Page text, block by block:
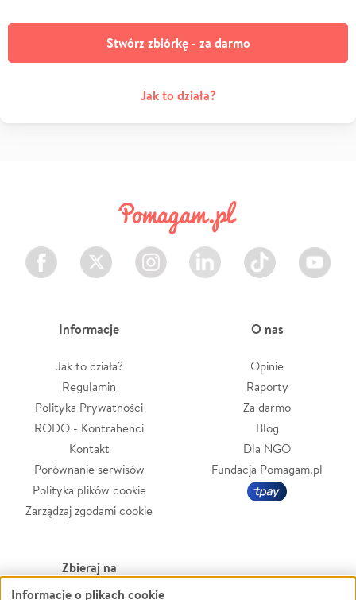
Stwórz zbiórkę - za darmo
Jak to działa?
Facebook Twitter Instagram LinkedIn TikTok Youtube
Informacje
Jak to działa?
Regulamin
Polityka Prywatności
RODO - Kontrahenci
Kontakt
Porównanie serwisów
Polityka plików cookie
Zarządzaj zgodami cookie
O nas
Opinie
Raporty
Za darmo
Blog
Dla NGO
Fundacja Pomagam.pl
Zbieraj na
Informacje o plikach cookie